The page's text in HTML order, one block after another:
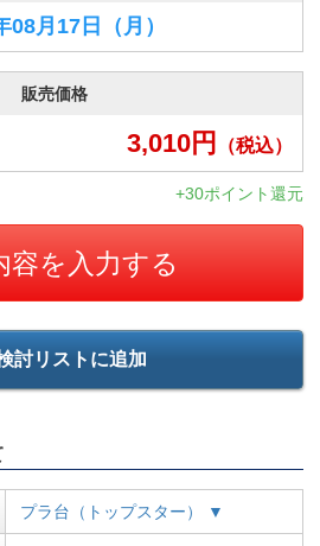
08月17日 （月）
販売価格
3,010円 （税込）
+30ポイント還元
容を入力する
討リストに追加
プラ台（トップスター） ▼